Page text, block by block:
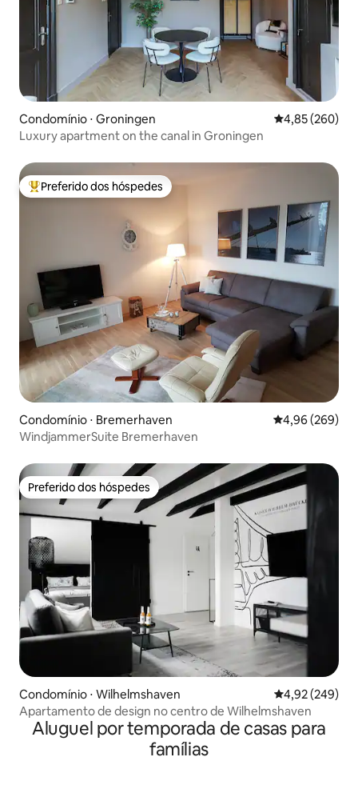
Condomínio ⋅ Groningen 4,85 de uma
4,85 (260)
Luxury apartment on the canal in Groningen
Entre os melhores preferidos dos hóspedes
Preferido dos hóspedes
Condomínio ⋅ Bremerhaven 4,96 de uma
4,96 (269)
WindjammerSuite Bremerhaven
Preferido dos hóspedes
Preferido dos hóspedes
Condomínio ⋅ Wilhelmshaven 4,92 de uma
4,92 (249)
Apartamento de design no centro de Wilhelmshaven
Aluguel por temporada de casas para
famílias